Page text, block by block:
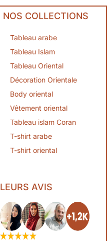
NOS COLLECTIONS
Tableau arabe
Tableau Islam
Tableau Oriental
Décoration Orientale
Body oriental
Vêtement oriental
Tableau islam Coran
T-shirt arabe
T-shirt oriental
LEURS AVIS